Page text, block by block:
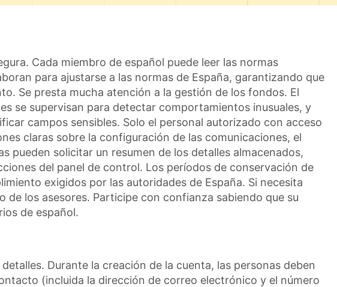
Cada miembro de español puede leer las normas
para ajustarse a las normas de España, garantizando que
Se presta mucha atención a la gestión de los fondos. El
se supervisan para detectar comportamientos inusuales, y
campos sensibles. Solo el personal autorizado con acceso
claras sobre la configuración de las comunicaciones, el
pueden solicitar un resumen de los detalles almacenados,
del panel de control. Los períodos de conservación de
exigidos por las autoridades de España. Si necesita
los asesores. Participe con confianza sabiendo que su
de español.
Durante la creación de la cuenta, las personas deben
(incluida la dirección de correo electrónico y el número